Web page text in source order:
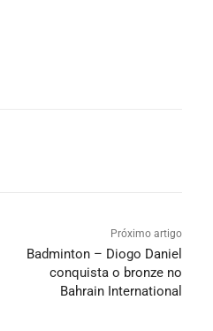
Próximo artigo
Badminton – Diogo Daniel
conquista o bronze no
Bahrain International